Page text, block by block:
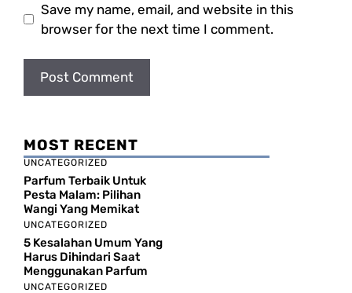
Save my name, email, and website in this
browser for the next time I comment.
MOST RECENT
UNCATEGORIZED
Parfum Terbaik Untuk
Pesta Malam: Pilihan
Wangi Yang Memikat
UNCATEGORIZED
5 Kesalahan Umum Yang
Harus Dihindari Saat
Menggunakan Parfum
UNCATEGORIZED